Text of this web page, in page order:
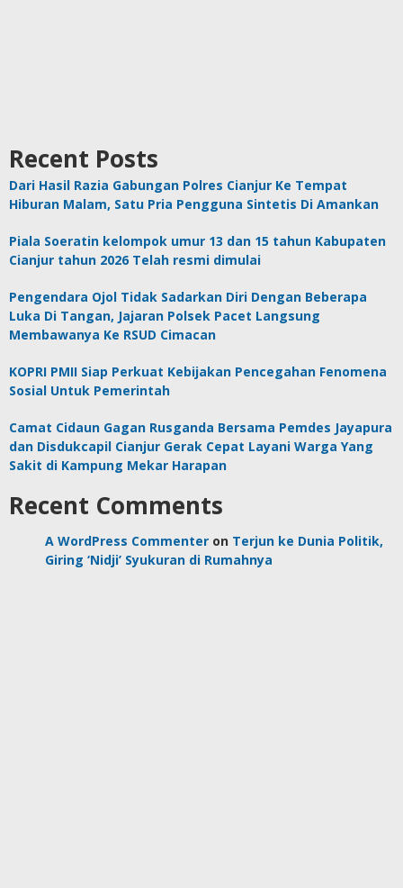
Recent Posts
Dari Hasil Razia Gabungan Polres Cianjur Ke Tempat
Hiburan Malam, Satu Pria Pengguna Sintetis Di Amankan
Piala Soeratin kelompok umur 13 dan 15 tahun Kabupaten
Cianjur tahun 2026 Telah resmi dimulai
Pengendara Ojol Tidak Sadarkan Diri Dengan Beberapa
Luka Di Tangan, Jajaran Polsek Pacet Langsung
Membawanya Ke RSUD Cimacan
KOPRI PMII Siap Perkuat Kebijakan Pencegahan Fenomena
Sosial Untuk Pemerintah
Camat Cidaun Gagan Rusganda Bersama Pemdes Jayapura
dan Disdukcapil Cianjur Gerak Cepat Layani Warga Yang
Sakit di Kampung Mekar Harapan
Recent Comments
A WordPress Commenter on Terjun ke Dunia Politik,
Giring ‘Nidji’ Syukuran di Rumahnya